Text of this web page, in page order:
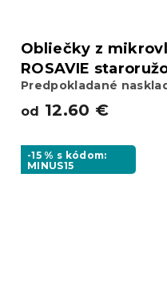
Obliečky z
ROSAVIE
Predpokladané
od 12.60 €
-15 % s kódom:
MINUS15